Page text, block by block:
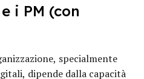
i PM (con
specialmente
dipende dalla capacità